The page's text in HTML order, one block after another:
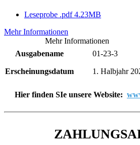
Leseprobe .pdf 4.23MB
Mehr Informationen
Mehr Informationen
Ausgabename
01-23-3
Erscheinungsdatum 1. Halbjahr
Hier finden SIe unsere Website: